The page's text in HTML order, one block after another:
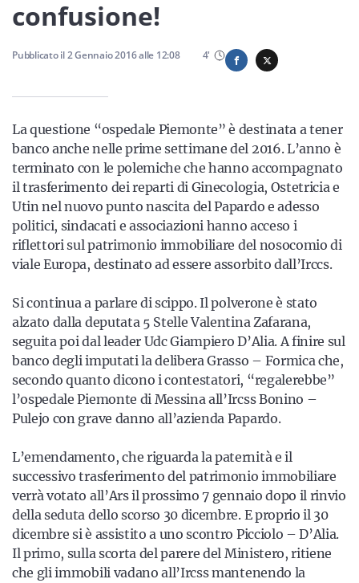
Servizi
Resta sempre aggiornato con le ultime news, iscriviti alla
nostra newsletter
Iscriviti
confusione!
Pubblicato il2 Gennaio 2016alle 12:08 4'
La questione “ospedale Piemonte” è destinata a tener
banco anche nelle prime settimane del 2016. L’anno è
terminato con le polemiche che hanno accompagnato
il trasferimento dei reparti di Ginecologia, Ostetricia e
Utin nel nuovo punto nascita del Papardo e adesso
politici, sindacati e associazioni hanno acceso i
riflettori sul patrimonio immobiliare del nosocomio di
viale Europa, destinato ad essere assorbito dall’Irccs.
Si continua a parlare di scippo. Il polverone è stato
alzato dalla deputata 5 Stelle Valentina Zafarana,
seguita poi dal leader Udc Giampiero D’Alia. A finire sul
banco degli imputati la delibera Grasso – Formica che,
secondo quanto dicono i contestatori, “regalerebbe”
l’ospedale Piemonte di Messina all’Ircss Bonino –
Pulejo con grave danno all’azienda Papardo.
L’emendamento, che riguarda la paternità e il
successivo trasferimento del patrimonio immobiliare
verrà votato all’Ars il prossimo 7 gennaio dopo il rinvio
della seduta dello scorso 30 dicembre. E proprio il 30
dicembre si è assistito a uno scontro Picciolo – D’Alia.
Il primo, sulla scorta del parere del Ministero, ritiene
che gli immobili vadano all’Ircss mantenendo la